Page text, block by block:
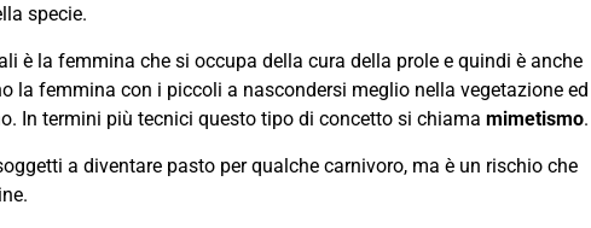
specie.
è la femmina che si occupa della cura della prole e quindi è anche
la femmina con i piccoli a nascondersi meglio nella vegetazione ed
In termini più tecnici questo tipo di concetto si chiama mimetismo.
a diventare pasto per qualche carnivoro, ma è un rischio che